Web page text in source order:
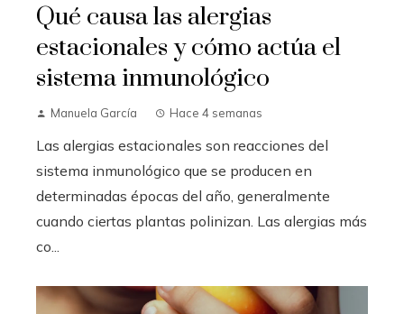
Qué causa las alergias
estacionales y cómo actúa el
sistema inmunológico
Manuela García Hace 4 semanas
Las alergias estacionales son reacciones del
sistema inmunológico que se producen en
determinadas épocas del año, generalmente
cuando ciertas plantas polinizan. Las alergias más
co...